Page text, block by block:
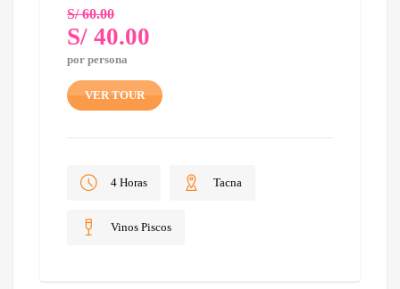
S/60.00
El
precio
original
era:
S/ 40.00
El
precio
actual
por persona
VER TOUR
4 Horas Tacna
Vinos Piscos